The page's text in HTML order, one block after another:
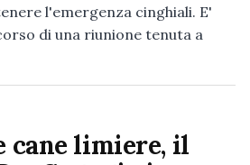
l'emergenza cinghiali. E'
di una riunione tenuta a
cane limiere, il